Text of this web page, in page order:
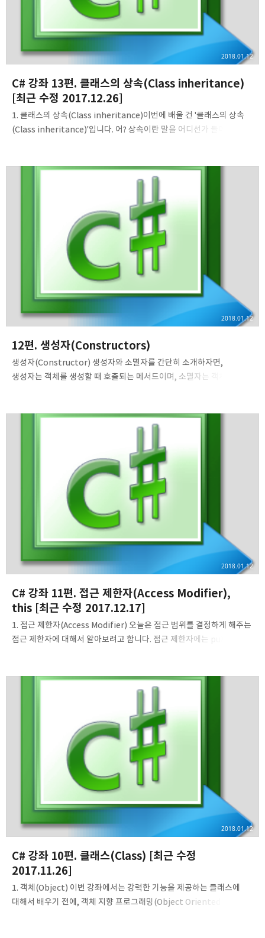
C# 강좌 13편. 클래스의 상속(Class inheritance)
[최근 수정 2017.12.26]
2018.01.12
1. 클래스의 상속(Class inheritance)이번에 배울 건 '클래스의 상속
(Class inheritance)'입니다. 어? 상속이란 말을 어디선가 들어본 적이
합니다. 상속이란 네이버 지식백과를 빌어 다음과 같이 정의되어
있습니다. '일정한 친족적 관계가 있는 사람 사이에 한 쪽이 사망하거나
법률상의 원인이 발생하였을 때 재산적 또는 친족적 권리와 의무를
계승하는 제도'. 즉, 부모님이 돌아가셨다고 할 때 그 유산을 자식이
물려받는 것이라고 할 수 있습니다. 클래스의 상속도 이와 똑같습니다.
객체 지향 프로그래밍에선 부모 클래스와 자식 클래스가 있는데, 부모 ..
12편. 생성자(Constructors)
2018.01.12
생성자(Constructor) 생성자와 소멸자를 간단히 소개하자면,
생성자는 객체를 생성할 때 호출되는 메서드이며, 소멸자는 객체가
생각해봅시다. 그러기 전에, 생성자의 선언 형식부터 잠깐 보고
들어가보도록 하겠습니다. class 클래스명 { // 여기서 대괄호([])는 선택
사항이라는 의미다. // 따로 제한자를 적지 않으면 기본 접근 제한자인
internal이 사용된다. [접근 제한자] 클래스명(매개변수1, 매개변수2,
...) { // ... } // ... } 생성자의 선언 형식을 살펴보면, 생성자의 이름은
클래스의 이름과 똑같고, 생성자는 메서드와 같이 매개변수를 가질..
C# 강좌 11편. 접근 제한자(Access Modifier),
this [최근 수정 2017.12.17]
2018.01.12
1. 접근 제한자(Access Modifier) 오늘은 접근 범위를 결정하게 해주는
접근 제한자에 대해서 알아보려고 합니다. 접근 제한자에는 public,
합니다. 아래는 4개의 접근 제한자를 정리해놓은 표입니다. 접근 제한자
설명 private 클래스 내부에서만 접근이 가능합니다. public 모든
곳에서 해당 멤버로 접근이 가능합니다. internal같은 어셈블리에서만
public으로 접근이 가능합니다. protected클래스 외부에서 접근할 수
없으나 파생 클래스에서는 접근이 가능합니다. protected internal
같은 어셈블리에서만 ..
C# 강좌 10편. 클래스(Class) [최근 수정
2017.11.26]
2018.01.12
1. 객체(Object) 이번 강좌에서는 강력한 기능을 제공하는 클래스에
대해서 배우기 전에, 객체 지향 프로그래밍(Object Oriented